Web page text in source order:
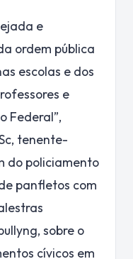
e
ordem pública
escolas e dos
e
Federal”,
tenente-
do policiamento
panfletos com
sobre o
cívicos em